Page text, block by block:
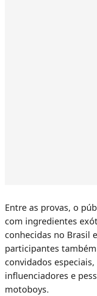
Entre as provas, o
com ingredientes
conhecidas no Brasil
participantes
convidados
influenciadores e
motoboys.